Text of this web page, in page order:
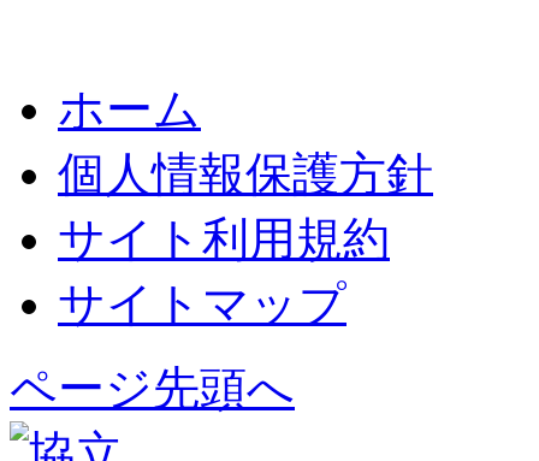
ホーム
個人情報保護方針
サイト利用規約
サイトマップ
ページ先頭へ